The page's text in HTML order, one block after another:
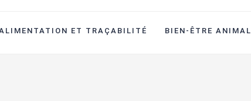
ET TRAÇABILITÉ BIEN-ÊTRE ANIMAL